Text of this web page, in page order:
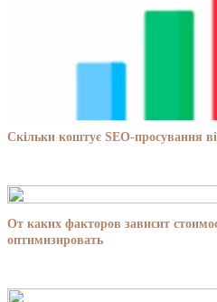
Скільки коштує SEO-просування
От каких факторов зависит
оптимизировать